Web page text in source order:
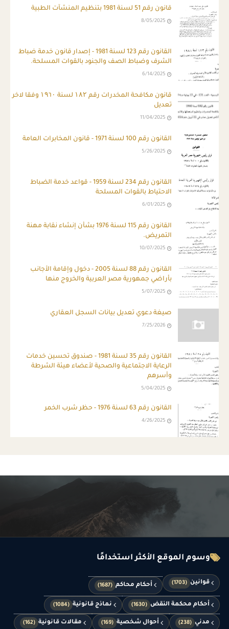
قانون رقم 51 لسنة 1981 بتنظيم المنشآت الطبية
8/05/2025
ِالقانون رقم 123 لسنة 1981 - إصدار قانون خدمة ضباط
الشرف وضباط الصف والجنود بالقوات المسلحة.
6/14/2025
قانون مكافحة المخدرات رقم ۱۸۲ لسنة ۱۹٦۰ وفقا لاخر
تعديل
11/04/2025
القانون رقم 100 لسنة 1971 - قانون المخابرات العامة
5/26/2025
القانون رقم 234 لسنة 1959 - قواعد خدمة الضباط
الاحتياط بالقوات المسلحة
6/01/2025
القانون رقم 115 لسنة 1976 بشأن إنشاء نقابة مهنة
التمريض.
10/07/2025
القانون رقم 88 لسنة 2005 - دخول وإقامة الأجانب
بأراضي جمهورية مصر العربية والخروج منها
5/07/2025
صيغة دعوي تعديل بيانات السجل العقاري
7/25/2026
القانون رقم 35 لسنة 1981 - صندوق تحسين خدمات
الرعاية الاجتماعية والصحية لأعضاء هيئة الشرطة
وأسرهم
5/04/2025
القانون رقم 63 لسنة 1976 - حظر شرب الخمر
4/26/2025
وسوم الموقع الأكثر استخدامًا
قوانين (1703) أحكام محاكم (1687)
أحكام محكمة النقض (1630) نماذج قانونية (1084)
مدني (238) أحوال شخصية (169) مقالات قانونية (162)